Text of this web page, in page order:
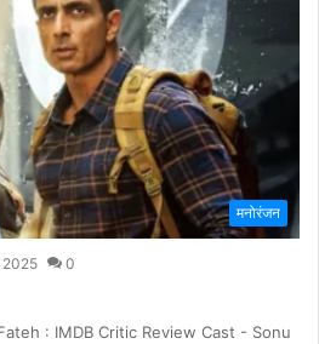
मनोरंजन
2025 0
: IMDB Critic Review Cast - Sonu